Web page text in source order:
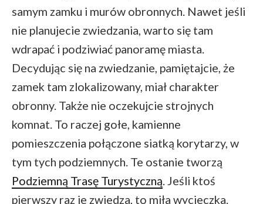
samym zamku i murów obronnych. Nawet jeśli
nie planujecie zwiedzania, warto się tam
wdrapać i podziwiać panoramę miasta.
Decydując się na zwiedzanie, pamiętajcie, że
zamek tam zlokalizowany, miał charakter
obronny. Także nie oczekujcie strojnych
komnat. To raczej gołe, kamienne
pomieszczenia połączone siatką korytarzy, w
tym tych podziemnych. Te ostanie tworzą
Podziemną Trasę Turystyczną . Jeśli ktoś
pierwszy raz je zwiedza, to miła wycieczka.